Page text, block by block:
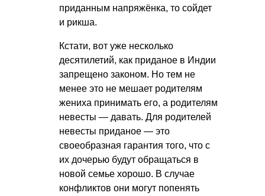
приданным напряжёнка, то сойдет
и рикша.
Кстати, вот уже несколько
десятилетий, как приданое в Индии
запрещено законом. Но тем не
менее это не мешает родителям
жениха принимать его, а родителям
невесты — давать. Для родителей
невесты приданое — это
своеобразная гарантия того, что с
их дочерью будут обращаться в
новой семье хорошо. В случае
конфликтов они могут попенять